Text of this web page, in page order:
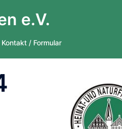
e.V.
Kontakt / Formular